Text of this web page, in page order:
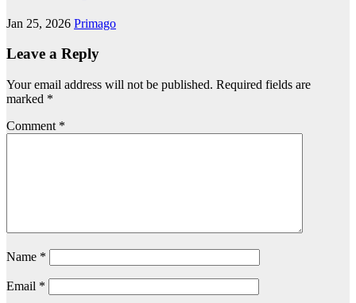
Jan 25, 2026 Primago
Leave a Reply
Your email address will not be published. Required fields are
marked *
Comment *
Name *
Email *